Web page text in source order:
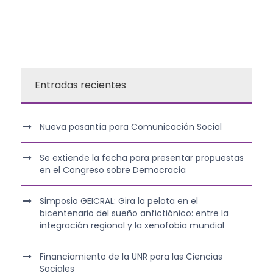
Entradas recientes
Nueva pasantía para Comunicación Social
Se extiende la fecha para presentar propuestas
en el Congreso sobre Democracia
Simposio GEICRAL: Gira la pelota en el
bicentenario del sueño anfictiónico: entre la
integración regional y la xenofobia mundial
Financiamiento de la UNR para las Ciencias
Sociales